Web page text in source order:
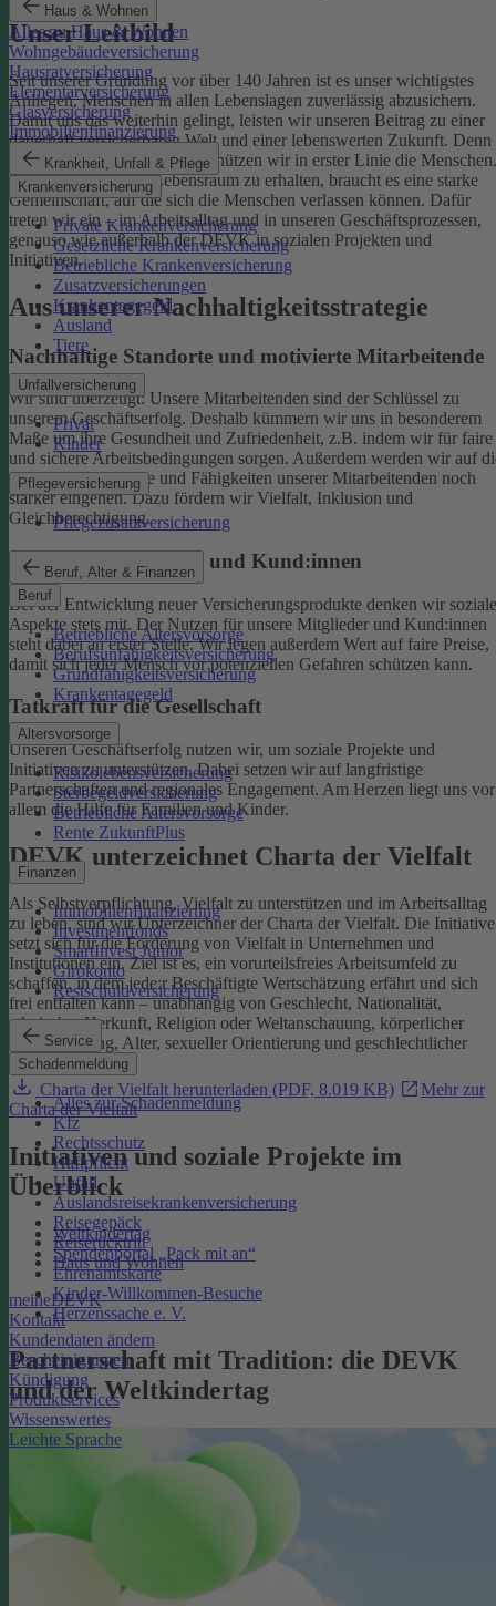
Haus & Wohnen
Alles zu Haus & Wohnen
Wohngebäudeversicherung
Hausratversicherung
Elementarversicherung
Glasversicherung
Immobilienfinanzierung
Krankheit, Unfall & Pflege
Krankenversicherung
Private Krankenversicherung
Gesetzliche Krankenversicherung
Betriebliche Krankenversicherung
Zusatzversicherungen
Krankentagegeld
Ausland
Tiere
Unfallversicherung
Privat
Kinder
Pflegeversicherung
Pflegezusatzversicherung
Beruf, Alter & Finanzen
Beruf
Betriebliche Altersvorsorge
Berufsunfähigkeitsversicherung
Grundfähigkeitsversicherung
Krankentagegeld
Altersvorsorge
Risikolebensversicherung
Sterbegeldversicherung
Betriebliche Altersvorsorge
Rente ZukunftPlus
Finanzen
Immobilienfinanzierung
Investmentfonds
SmartInvest Junior
Girokonto
Restschuldversicherung
Service
Schadenmeldung
Alles zur Schadenmeldung
Kfz
Rechtsschutz
Haftpflicht
Unfall
Auslandsreisekrankenversicherung
Reisegepäck
Reiserücktritt
Haus und Wohnen
meineDEVK
Kontakt
Kundendaten ändern
Bescheinigungen
Kündigung
Produktservices
Wissenswertes
Leichte Sprache
Unser Leitbild
Seit unserer Gründung vor über 140 Jahren ist es unser wichtigstes
Anliegen, Menschen in allen Lebenslagen zuverlässig abzusichern.
Damit uns das weiterhin gelingt, leisten wir unseren Beitrag zu einer
dauerhaft versicherbaren Welt und einer lebenswerten Zukunft. Denn
schützen wir das Klima, so schützen wir in erster Linie die Menschen.
Um einen gesunden Lebensraum zu erhalten, braucht es eine starke
Gemeinschaft, auf die sich die Menschen verlassen können. Dafür
treten wir ein – im Arbeitsalltag und in unseren Geschäftsprozessen,
genauso wie außerhalb der DEVK in sozialen Projekten und
Initiativen.
Aus unserer Nachhaltigkeitsstrategie
Nachhaltige Standorte und motivierte Mitarbeitende
Wir sind überzeugt: Unsere Mitarbeitenden sind der Schlüssel zu
unserem Geschäftserfolg. Deshalb kümmern wir uns in besonderem
Maße um ihre Gesundheit und Zufriedenheit, z.B. indem wir für faire
und sichere Arbeitsbedingungen sorgen. Außerdem werden wir auf
individuellen Talente und Fähigkeiten unserer Mitarbeitenden noch
stärker eingehen. Dazu fördern wir Vielfalt, Inklusion und
Gleichberechtigung.
Begeisterte Mitglieder und Kund:innen
Bei der Entwicklung neuer Versicherungsprodukte denken wir soziale
Aspekte stets mit. Der Nutzen für unsere Mitglieder und Kund:innen
steht dabei an erster Stelle.Wir legen außerdem Wert auf faire Preise,
damit sich jeder Mensch vor potenziellen Gefahren schützen kann.
Tatkraft für die Gesellschaft
Unseren Geschäftserfolg nutzen wir, um soziale Projekte und
Initiativen zu unterstützen. Dabei setzen wir auf langfristige
Partnerschaften und regionales Engagement. Am Herzen liegt uns vor
allem die Hilfe für Familien und Kinder.
DEVK unterzeichnet Charta der Vielfalt
Als Selbstverpflichtung, Vielfalt zu unterstützen und im Arbeitsalltag
zu leben, sind wir Unterzeichner der Charta der Vielfalt. Die Initiative
setzt sich für die Förderung von Vielfalt in Unternehmen und
Institutionen ein.Ziel ist es, ein vorurteilsfreies Arbeitsumfeld zu
schaffen, in dem jede:r Beschäftigte Wertschätzung erfährt und sich
frei entfalten kann – unabhängig von Geschlecht, Nationalität,
ethnischer Herkunft, Religion oder Weltanschauung, körperlicher
Einschränkung, Alter, sexueller Orientierung und geschlechtlicher
Identität.
Charta der Vielfalt herunterladen (PDF, 8.019 KB)
Mehr zur
Charta der Vielfalt
Initiativen und soziale Projekte im
Überblick
Weltkindertag
Spendenportal „Pack mit an“
Ehrenamtskarte
Kinder-Willkommen-Besuche
Herzenssache e. V.
Partnerschaft mit Tradition: die DEVK
und der Weltkindertag